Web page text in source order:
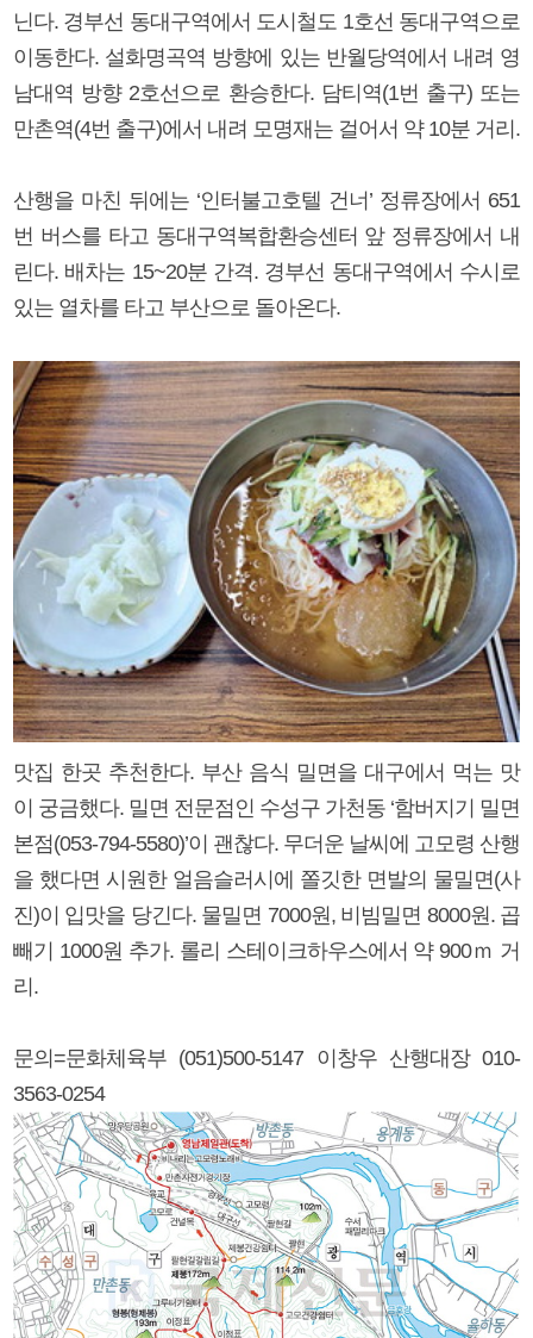
닌다. 경부선 동대구역에서 도시철도 1호선 동대구역으로
이동한다. 설화명곡역 방향에 있는 반월당역에서 내려 영
남대역 방향 2호선으로 환승한다. 담티역(1번 출구) 또는
만촌역(4번 출구)에서 내려 모명재는 걸어서 약 10분 거리.
산행을 마친 뒤에는 ‘인터불고호텔 건너’ 정류장에서 651
번 버스를 타고 동대구역복합환승센터 앞 정류장에서 내
린다. 배차는 15~20분 간격. 경부선 동대구역에서 수시로
있는 열차를 타고 부산으로 돌아온다.
맛집 한곳 추천한다. 부산 음식 밀면을 대구에서 먹는 맛
이 궁금했다. 밀면 전문점인 수성구 가천동 ‘함버지기 밀면
본점(053-794-5580)’이 괜찮다. 무더운 날씨에 고모령 산행
을 했다면 시원한 얼음슬러시에 쫄깃한 면발의 물밀면(사
진)이 입맛을 당긴다. 물밀면 7000원, 비빔밀면 8000원. 곱
빼기 1000원 추가. 롤리 스테이크하우스에서 약 900ｍ 거
리.
문의=문화체육부 (051)500-5147 이창우 산행대장 010-
3563-0254